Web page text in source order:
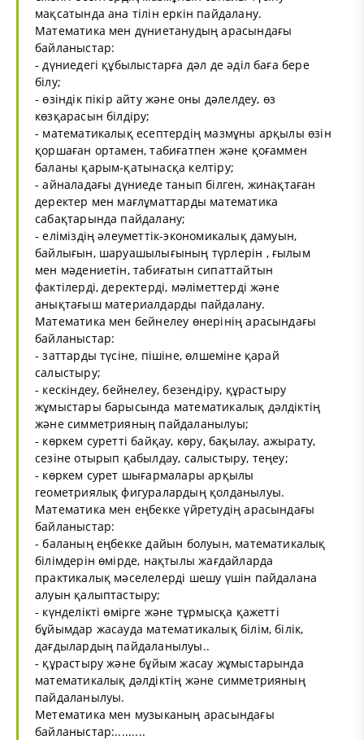
мақсатында ана тілін еркін пайдалану.
Математика мен дүниетанудың арасындағы
байланыстар:
- дүниедегі құбылыстарға дәл де әділ баға бере
білу;
- өзіндік пікір айту және оны дәлелдеу, өз
көзқарасын білдіру;
- математикалық есептердің мазмұны арқылы өзін
қоршаған ортамен, табиғатпен және қоғаммен
баланы қарым-қатынасқа келтіру;
- айналадағы дүниеде танып білген, жинақтаған
деректер мен мағлұматтарды математика
сабақтарында пайдалану;
- еліміздің әлеуметтік-экономикалық дамуын,
байлығын, шаруашылығының түрлерін , ғылым
мен мәдениетін, табиғатын сипаттайтын
фактілерді, деректерді, мәліметтерді және
анықтағыш материалдарды пайдалану.
Математика мен бейнелеу өнерінің арасындағы
байланыстар:
- заттарды түсіне, пішіне, өлшеміне қарай
салыстыру;
- кескіндеу, бейнелеу, безендіру, құрастыру
жұмыстары барысында математикалық дәлдіктің
және симметрияның пайдаланылуы;
- көркем суретті байқау, көру, бақылау, ажырату,
сезіне отырып қабылдау, салыстыру, теңеу;
- көркем сурет шығармалары арқылы
геометриялық фигуралардың қолданылуы.
Математика мен еңбекке үйретудің арасындағы
байланыстар:
- баланың еңбекке дайын болуын, математикалық
білімдерін өмірде, нақтылы жағдайларда
практикалық мәселелерді шешу үшін пайдалана
алуын қалыптастыру;
- күнделікті өмірге және тұрмысқа қажетті
бұйымдар жасауда математикалық білім, білік,
дағдылардың пайдаланылуы..
- құрастыру және бұйым жасау жұмыстарында
математикалық дәлдіктің және симметрияның
пайдаланылуы.
Метематика мен музыканың арасындағы
байланыстар:.........